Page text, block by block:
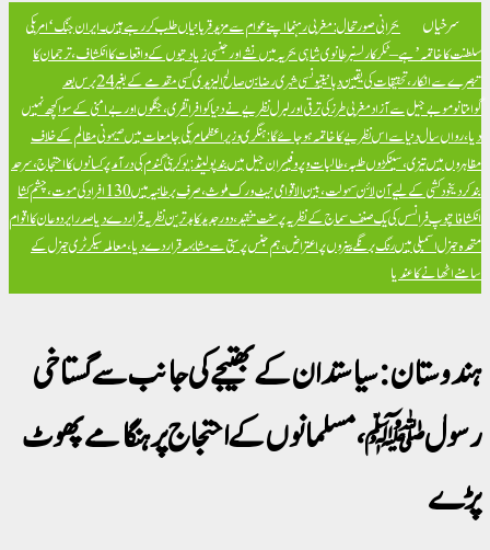
سرخیاں بحرانی صورتحال: مغربی رہنما اپنے عوام سے مزید قربانیاں طلب کر رہے ہیں۔ایران جنگ ‘امریکی
سلطنت کا خاتمہ’ ہے – ٹکر کارلسنبرطانوی شاہی بحریہ میں نشے اور جنسی زیادتیوں کے واقعات کا انکشاف، ترجمان کا
تبصرے سے انکار، تحقیقات کی یقین دہانی
تیونسی شہری رضا بن صالح الیزیدی کسی مقدمے کے بغیر 24 برس بعد
گوانتانوموبے جیل سے آزادمغربی طرز کی ترقی اور لبرل نظریے نے دنیا کو افراتفری، جنگوں اور بےامنی کے سوا کچھ نہیں
دیا، رواں سال دنیا سے اس نظریے کا خاتمہ ہو جائے گا: ہنگری وزیراعظمامریکی جامعات میں صیہونی مظالم کے خلاف
مظاہروں میں تیزی، سینکڑوں طلبہ، طالبات و پروفیسران جیل میں بندپولینڈ: یوکرینی گندم کی درآمد پر کسانوں کا احتجاج، سرحد
بند کر دی
خود کشی کے لیے آن لائن سہولت، بین الاقوامی نیٹ ورک ملوث، صرف برطانیہ میں 130 افراد کی موت، چشم کشا
انکشافاتپوپ فرانسس کی یک صنف سماج کے نظریہ پر سخت تنقید، دور جدید کا بدترین نظریہ قرار دے دیاصدر ایردوعان کا اقوام
متحدہ جنرل اسمبلی میں رنگ برنگے بینروں پر اعتراض، ہم جنس پرستی سے مشابہہ قرار دے دیا، معاملہ سیکرٹری جنرل کے
سامنے اٹھانے کا عندیا
ہندوستان: سیاستدان کے بھتیجے کی جانب سے گستاخی
رسولﷺ، مسلمانوں کے احتجاج پر ہنگامے پھوٹ
پڑے